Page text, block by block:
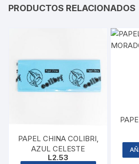
PRODUCTOS RELACIONADOS
PAPEL CHINA COLIBRI,
AZUL CELESTE
L2.53